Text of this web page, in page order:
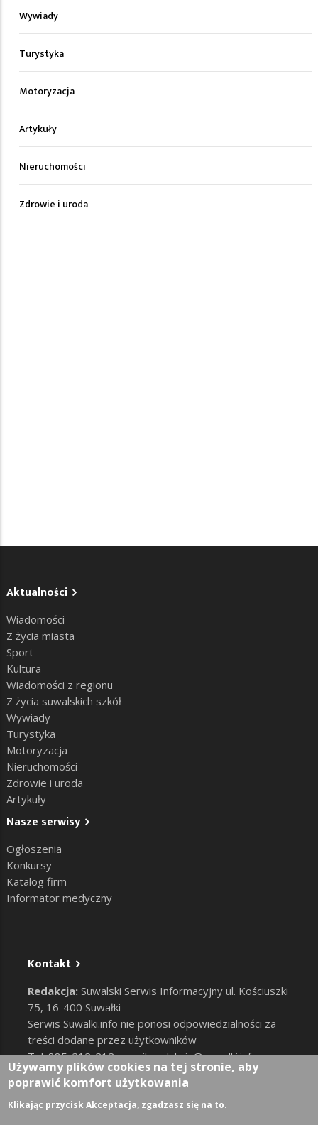
Wywiady
Turystyka
Motoryzacja
Artykuły
Nieruchomości
Zdrowie i uroda
Aktualności
Wiadomości
Z życia miasta
Sport
Kultura
Wiadomości z regionu
Z życia suwalskich szkół
Wywiady
Turystyka
Motoryzacja
Nieruchomości
Zdrowie i uroda
Artykuły
Nasze serwisy
Ogłoszenia
Konkursy
Katalog firm
Informator medyczny
Kontakt
Redakcja: Suwalski Serwis Informacyjny ul. Kościuszki
75, 16-400 Suwałki
Serwis Suwalki.info nie ponosi odpowiedzialności za
treści dodane przez użytkowników
Tel: 885-212-212 e-mail:redakcja@suwalki.info,
reklama@suwalki.info
RODO |Cookies
User account menu
Zaloguj
Używamy plików cookies na tej stronie, aby
poprawić komfort użytkowania
Klikając przycisk Akceptacja, zgadzasz się na to.